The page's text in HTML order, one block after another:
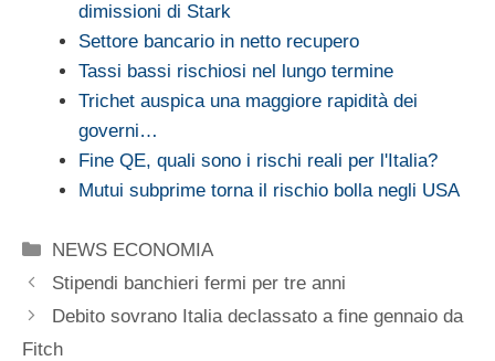
dimissioni di Stark
Settore bancario in netto recupero
Tassi bassi rischiosi nel lungo termine
Trichet auspica una maggiore rapidità dei
governi…
Fine QE, quali sono i rischi reali per l'Italia?
Mutui subprime torna il rischio bolla negli USA
Categorie
NEWS ECONOMIA
Stipendi banchieri fermi per tre anni
Debito sovrano Italia declassato a fine gennaio da
Fitch